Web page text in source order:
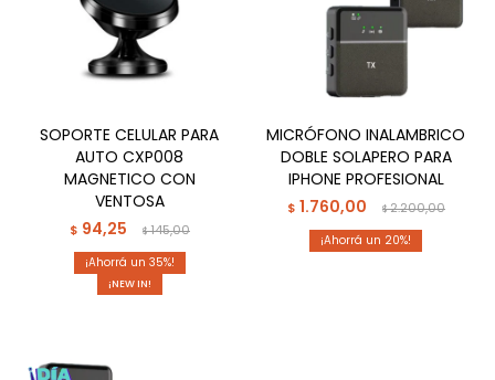
SOPORTE CELULAR PARA
AUTO CXP008
MAGNETICO CON
VENTOSA
$ 94,25 $145,00
35
¡NEW IN!
MICRÓFONO INALAMBRICO
DOBLE SOLAPERO PARA
IPHONE PROFESIONAL
$ 1.760,00 $2.200,00
20